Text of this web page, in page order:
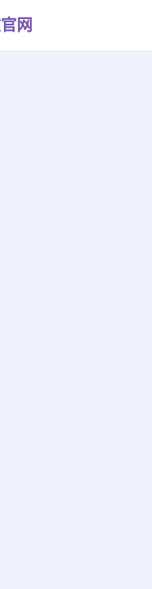
网